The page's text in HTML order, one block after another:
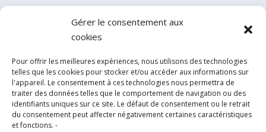
Gérer le consentement aux
cookies
Pour offrir les meilleures expériences, nous utilisons des technologies
telles que les cookies pour stocker et/ou accéder aux informations sur
l'appareil. Le consentement à ces technologies nous permettra de
traiter des données telles que le comportement de navigation ou des
identifiants uniques sur ce site. Le défaut de consentement ou le retrait
du consentement peut affecter négativement certaines caractéristiques
et fonctions. -Experts en conception, fabrication et fourniture